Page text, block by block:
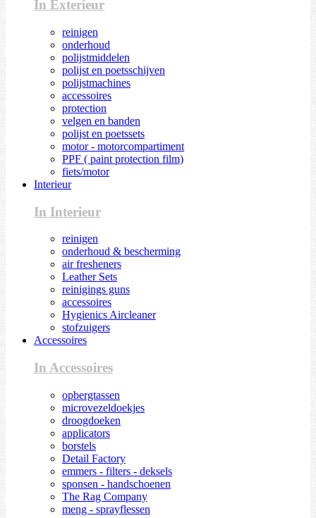
In Exterieur
reinigen
onderhoud
polijstmiddelen
polijst en poetsschijven
polijstmachines
accessoires
protection
velgen en banden
polijst en poetssets
motor - motorcompartiment
PPF ( paint protection film)
fiets/motor
Interieur
In Interieur
reinigen
onderhoud & bescherming
air fresheners
Leather Sets
reinigings guns
accessoires
Hygienics Aircleaner
stofzuigers
Accessoires
In Accessoires
opbergtassen
microvezeldoekjes
droogdoeken
applicators
borstels
Detail Factory
emmers - filters - deksels
sponsen - handschoenen
The Rag Company
meng - sprayflessen